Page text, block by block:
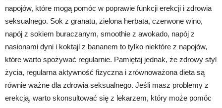
napojów, które mogą pomóc w poprawie funkcji erekcji i zdrowia
seksualnego. Sok z granatu, zielona herbata, czerwone wino,
napój z sokiem buraczanym, smoothie z awokado, napój z
nasionami dyni i koktajl z bananem to tylko niektóre z napojów,
które warto spożywać regularnie. Pamiętaj jednak, że zdrowy styl
życia, regularna aktywność fizyczna i zrównoważona dieta są
równie ważne dla zdrowia seksualnego. Jeśli masz problemy z
erekcją, warto skonsultować się z lekarzem, który może pomóc